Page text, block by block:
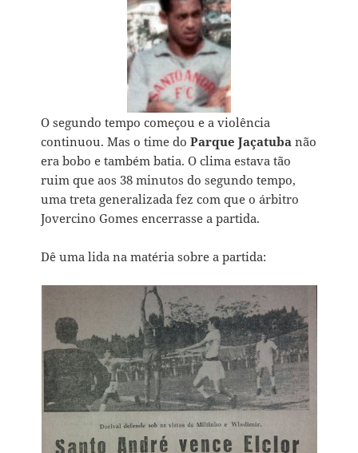
O segundo tempo começou e a violência
continuou. Mas o time doParque Jaçatuba não
era bobo e também batia. O clima estava tão
ruim que aos 38 minutos do segundo tempo,
uma treta generalizada fez com que o árbitro
Jovercino Gomes encerrasse a partida.
Dê uma lida na matéria sobre a partida: